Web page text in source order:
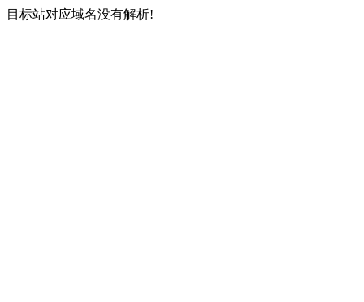
目标站对应域名没有解析!